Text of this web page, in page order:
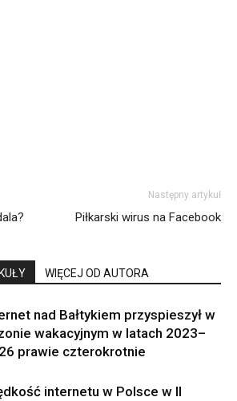
Następny artykuł
Piłkarski wirus na Facebook
WIĘCEJ OD AUTORA
nad Bałtykiem przyspieszył w
wakacyjnym w latach 2023–
prawie czterokrotnie
internetu w Polsce w II